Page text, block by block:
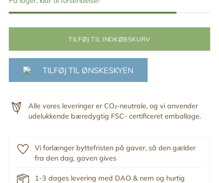
TILFØJ TIL INDKØBSKURV
TILFØJ TIL ØNSKESKYEN
Alle vores leveringer er CO₂-neutrale, og vi anvender
udelukkende bæredygtig FSC- certificeret emballage.
Vi forlænger byttefristen på gaver, så den gælder
fra den dag, gaven gives
1-3 dages levering med DAO & nem og hurtig